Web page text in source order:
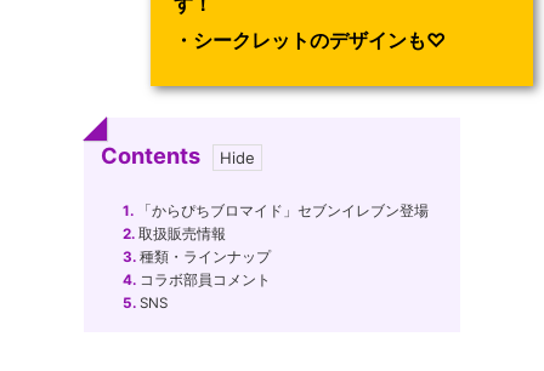
・シークレットのデザインも♡
Contents
1. 「からぴちブロマイド」セブンイレブン登場
2. 取扱販売情報
3. 種類・ラインナップ
4. コラボ部員コメント
5. SNS